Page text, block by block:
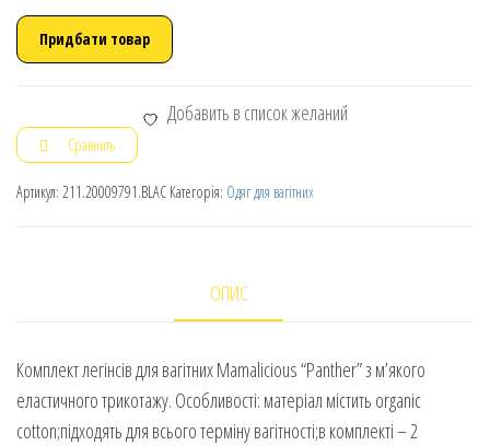
Придбати товар
Добавить в список желаний
Сравнить
Артикул: 211.20009791.BLAC Категорія: Одяг для вагітних
ОПИС
Комплект легінсів для вагітних Mamalicious “Panther” з м’якого
еластичного трикотажу. Особливості: матеріал містить organic
cotton;підходять для всього терміну вагітності;в комплекті – 2